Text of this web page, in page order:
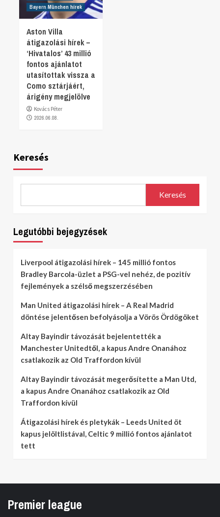
Bayern München hírek
Aston Villa
átigazolási hírek –
‘Hivatalos’ 43 millió
fontos ajánlatot
utasítottak vissza a
Como sztárjáért,
árigény megjelölve
Kovács Péter
2026.06.08.
Keresés
Keresés
Legutóbbi bejegyzések
Liverpool átigazolási hírek – 145 millió fontos
Bradley Barcola-üzlet a PSG-vel nehéz, de pozitív
fejlemények a szélső megszerzésében
Man United átigazolási hírek – A Real Madrid
döntése jelentősen befolyásolja a Vörös Ördögöket
Altay Bayindir távozását bejelentették a
Manchester Unitedtől, a kapus Andre Onanához
csatlakozik az Old Traffordon kívül
Altay Bayindir távozását megerősítette a Man Utd,
a kapus Andre Onanához csatlakozik az Old
Traffordon kívül
Átigazolási hírek és pletykák – Leeds United öt
kapus jelöltlistával, Celtic 9 millió fontos ajánlatot
tett
Premier league